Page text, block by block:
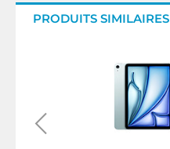
PRODUITS SIMILAIRES